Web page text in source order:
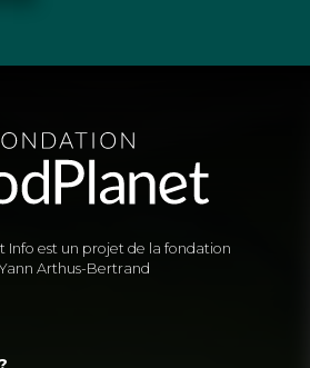
Info est un projet de la fondation
Arthus-Bertrand